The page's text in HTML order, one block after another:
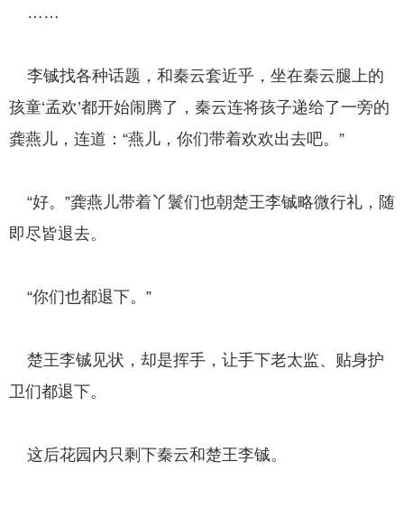
……
李铖找各种话题，和秦云套近乎，坐在秦云腿上的
孩童‘孟欢’都开始闹腾了，秦云连将孩子递给了一旁的
龚燕儿，连道：“燕儿，你们带着欢欢出去吧。”
“好。”龚燕儿带着丫鬟们也朝楚王李铖略微行礼，随
即尽皆退去。
“你们也都退下。”
楚王李铖见状，却是挥手，让手下老太监、贴身护
卫们都退下。
这后花园内只剩下秦云和楚王李铖。